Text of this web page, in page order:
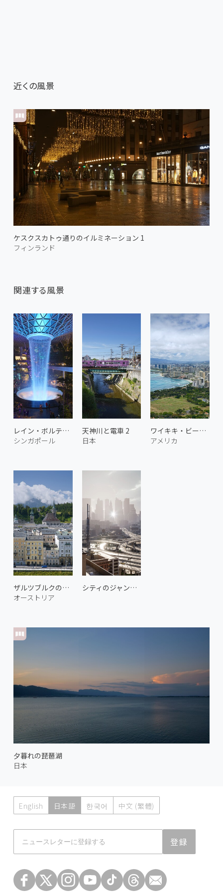
近くの風景
ケスクスカトゥ通りのイルミネーション 1
フィンランド
関連する風景
レイン・ボルテックス 2
シンガポール
天神川と電車 2
日本
ワイキキ・ビーチ 3
アメリカ
ザルツブルクの歴史地区 3
オーストリア
夕暮れの琵琶湖
日本
シティのジャンクション 2
English 日本語 한국어 中文 (繁體)
登録